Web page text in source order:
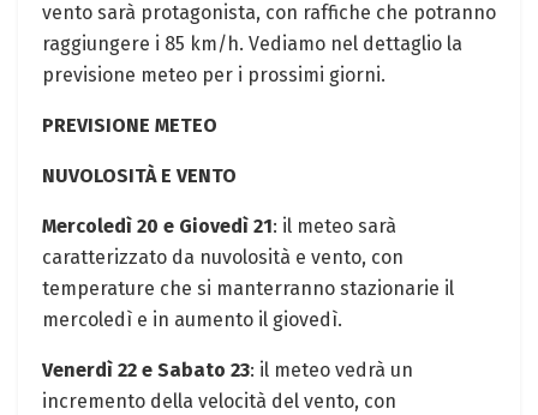
vento sarà protagonista, con raffiche che potranno
raggiungere i 85 km/h. Vediamo nel dettaglio la
previsione meteo per i prossimi giorni.
PREVISIONE METEO
NUVOLOSITÀ E VENTO
Mercoledì 20 e Giovedì 21: il meteo sarà
caratterizzato da nuvolosità e vento, con
temperature che si manterranno stazionarie il
mercoledì e in aumento il giovedì.
Venerdì 22 e Sabato 23: il meteo vedrà un
incremento della velocità del vento, con